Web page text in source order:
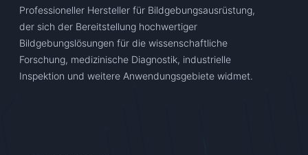
Professioneller Hersteller für Bildgebungsausrüstung,
der sich der Bereitstellung hochwertiger
Bildgebungslösungen für die wissenschaftliche
Forschung, medizinische Diagnostik, industrielle
Inspektion und weitere Anwendungsgebiete widmet.